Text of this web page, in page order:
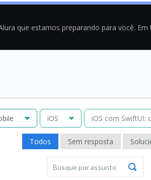
que estamos preparando para você.
iOS iOS com SwiftUI:
Todos Sem resposta